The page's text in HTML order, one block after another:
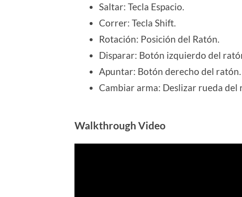
Saltar: Tecla Espacio.
Correr: Tecla Shift.
Rotación: Posición del Ratón.
Disparar: Botón izquierdo del
Apuntar: Botón derecho del ratón.
Cambiar arma: Deslizar rueda del
Walkthrough Video